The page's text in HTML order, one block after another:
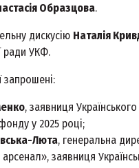
Образцова.
дискусію Наталія
ради УКФ.
запрошені:
, заявниця Українського
у 2025 році;
Люта, генеральна
заявниця